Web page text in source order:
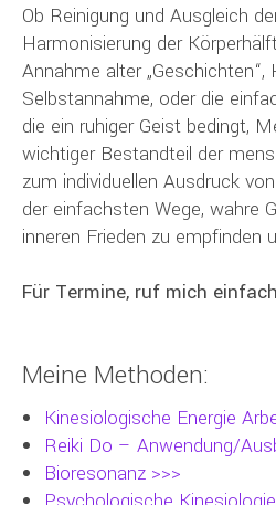
Ob Reinigung und Ausgleich
Harmonisierung der
Annahme alter
Selbstannahme, oder die
die ein ruhiger Geist bedingt,
wichtiger Bestandteil der
zum individuellen Ausdruck
der einfachsten Wege, wahre
inneren Frieden zu empfinden
Für Termine, ruf mich
Meine Methoden:
Kinesiologische Energie
Reiki Do – Anwendung/
Bioresonanz >>>